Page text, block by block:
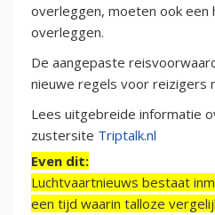
overleggen, moeten ook een
overleggen.
De aangepaste
nieuwe regels voor reizigers
Lees uitgebreide informatie
zustersite Triptalk.nl
Even dit:
Luchtvaartnieuws bestaat
een tijd waarin talloze